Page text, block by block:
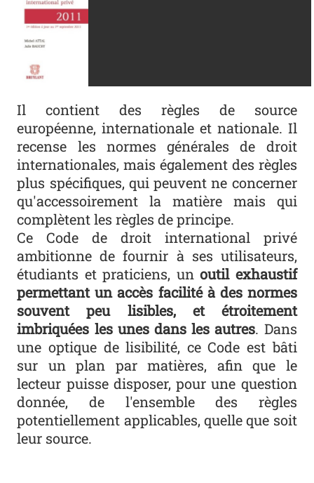
Il contient des règles de source
européenne, internationale et nationale. Il
recense les normes générales de droit
internationales, mais également des règles
plus spécifiques, qui peuvent ne concerner
qu'accessoirement la matière mais qui
complètent les règles de principe.
Ce Code de droit international privé
ambitionne de fournir à ses utilisateurs,
étudiants et praticiens, unoutil exhaustif
permettant un accès facilité à des normes
souvent peu lisibles, et étroitement
imbriquées les unes dans les autres. Dans
une optique de lisibilité, ce Code est bâti
sur un plan par matières, afin que le
lecteur puisse disposer, pour une question
donnée, de l'ensemble des règles
potentiellement applicables, quelle que soit
leur source.